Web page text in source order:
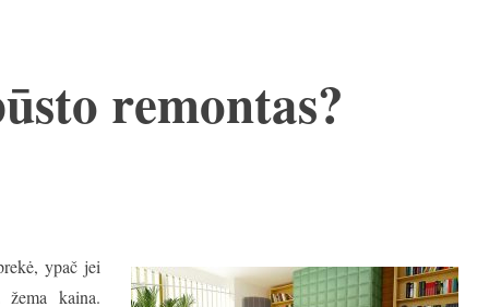
remontas?
ypač jei
kaina.